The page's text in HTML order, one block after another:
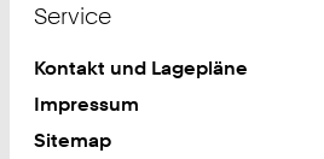
Service
Kontakt und Lagepläne
Impressum
Sitemap